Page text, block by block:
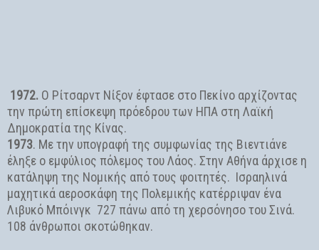
1972. Ο Ρίτσαρντ Νίξον έφτασε στο Πεκίνο αρχίζοντας
την πρώτη επίσκεψη πρόεδρου των ΗΠΑ στη Λαϊκή
Δημοκρατία της Κίνας.
1973. Με την υπογραφή της συμφωνίας της Βιεντιάνε
έληξε ο εμφύλιος πόλεμος του Λάος. Στην Αθήνα άρχισε η
κατάληψη της Νομικής από τους φοιτητές. ‎‎Ισραηλινά
μαχητικά αεροσκάφη‎‎ ‎‎της Πολεμικής κατέρριψαν ένα
Λιβυκό Μπόινγκ ‎‎ 727 πάνω από τη χερσόνησο του Σινά.‎‎
108 άνθρωποι σκοτώθηκαν.‎